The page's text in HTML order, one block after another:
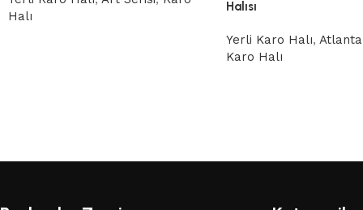
Halı
Halısı
Yerli Karo Halı,
Karo Halı